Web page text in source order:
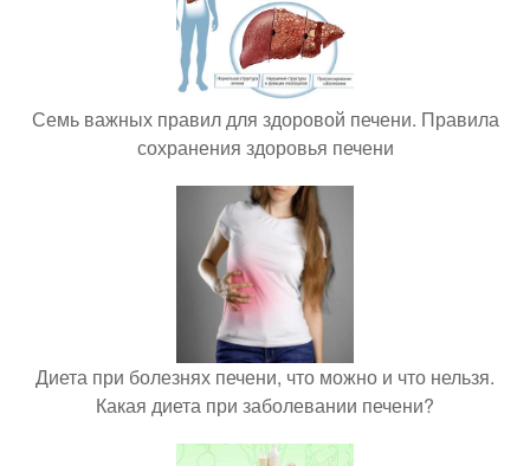
Семь важных правил для здоровой печени. Правила
сохранения здоровья печени
Диета при болезнях печени, что можно и что нельзя.
Какая диета при заболевании печени?